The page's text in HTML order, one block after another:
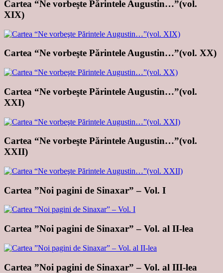
Cartea “Ne vorbeşte Părintele Augustin…”(vol.
XIX)
Cartea “Ne vorbeşte Părintele Augustin…”(vol. XX)
Cartea “Ne vorbeşte Părintele Augustin…”(vol.
XXI)
Cartea “Ne vorbeşte Părintele Augustin…”(vol.
XXII)
Cartea ”Noi pagini de Sinaxar” – Vol. I
Cartea ”Noi pagini de Sinaxar” – Vol. al II-lea
Cartea ”Noi pagini de Sinaxar” – Vol. al III-lea